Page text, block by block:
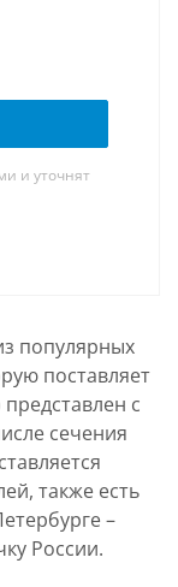
и уточнят
популярных
поставляет
с
сечения
также есть
–
России.